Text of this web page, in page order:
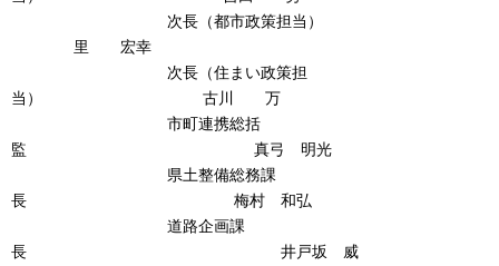
次長（都市政策担当）
里 宏幸
次長（住まい政策担
当） 古川 万
市町連携総括
監 真弓 明光
県土整備総務課
長 梅村 和弘
道路企画課
長 井戸坂 威